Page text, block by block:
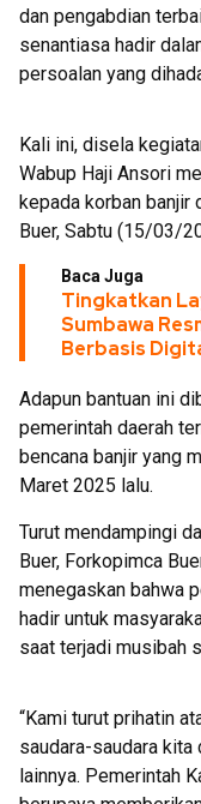
dan pengabdian
senantiasa hadir
persoalan yang
Kali ini, disela
Wabup Haji Ansori
kepada korban banjir
Buer, Sabtu (15/03/
Baca Juga
Tingkatkan
Sumbawa
Berbasis
Adapun bantuan ini
pemerintah daerah
bencana banjir yang
Maret 2025 lalu.
Turut mendampingi
Buer, Forkopimca
menegaskan bahwa
hadir untuk
saat terjadi musibah
“Kami turut prihatin
saudara-saudara kita
lainnya. Pemerintah